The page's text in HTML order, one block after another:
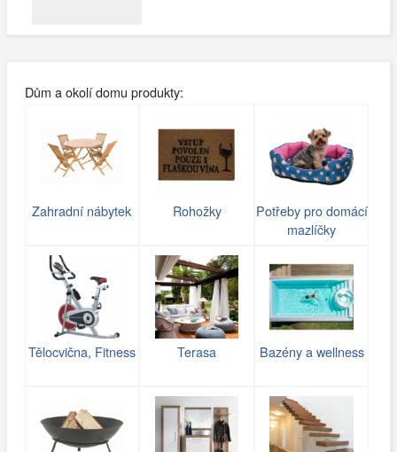
Dům a okolí domu produkty:
Zahradní nábytek Rohožky
Potřeby pro domácí
mazlíčky
Tělocvična, Fitness Terasa Bazény a wellness